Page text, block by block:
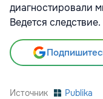
диагностировали
Ведется следствие.
Источник Publika